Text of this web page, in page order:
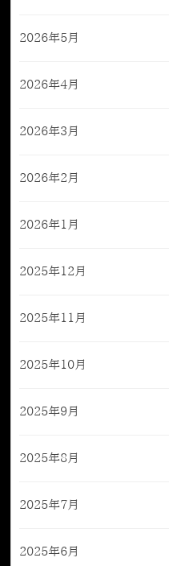
2026年5月
2026年4月
2026年3月
2026年2月
2026年1月
2025年12月
2025年11月
2025年10月
2025年9月
2025年8月
2025年7月
2025年6月